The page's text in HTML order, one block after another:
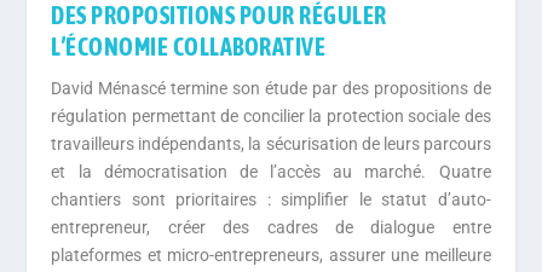
DES PROPOSITIONS POUR RÉGULER
L’ÉCONOMIE COLLABORATIVE
David Ménascé termine son étude par des propositions de
régulation permettant de concilier la protection sociale des
travailleurs indépendants, la sécurisation de leurs parcours
et la démocratisation de l’accès au marché. Quatre
chantiers sont prioritaires : simplifier le statut d’auto-
entrepreneur, créer des cadres de dialogue entre
plateformes et micro-entrepreneurs, assurer une meilleure